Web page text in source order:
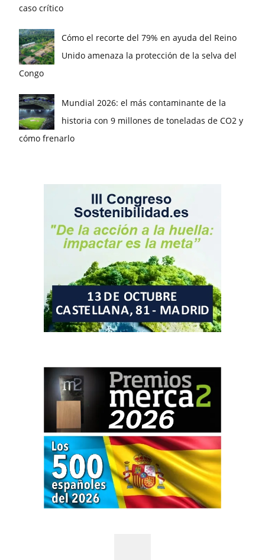
caso crítico
Cómo el recorte del 79% en ayuda del Reino
Unido amenaza la protección de la selva del
Congo
Mundial 2026: el más contaminante de la
historia con 9 millones de toneladas de CO2 y
cómo frenarlo